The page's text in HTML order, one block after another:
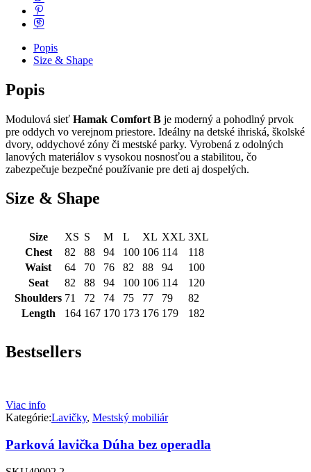
Popis
Size & Shape
Popis
Modulová sieť Hamak Comfort B je moderný a pohodlný prvok
pre oddych vo verejnom priestore. Ideálny na detské ihriská, školské
dvory, oddychové zóny či mestské parky. Vyrobená z odolných
lanových materiálov s vysokou nosnosťou a stabilitou, čo
zabezpečuje bezpečné používanie pre deti aj dospelých.
Size & Shape
Size XS S M L XL XXL 3XL
Chest
82 88 94 100 106 114
118
Waist
64 70 76 82 88 94
100
Seat
82 88 94 100 106 114
120
Shoulders 71 72 74 75 77 79
82
Length
164 167 170 173 176 179 182
Bestsellers
Viac info
Kategórie:Lavičky, Mestský mobiliár
Parková lavička Dúha bez operadla